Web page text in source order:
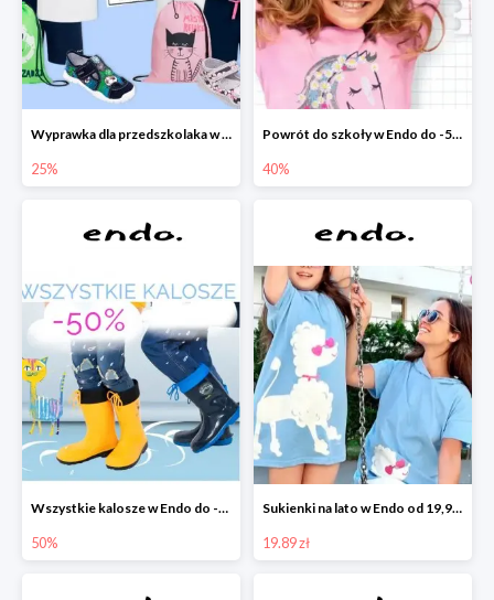
Wyprawka dla przedszkolaka w Endo do -25%
25%
Powrót do szkoły w Endo do -50%
40%
Wszystkie kalosze w Endo do -50%
50%
Sukienki na lato w Endo od 19,90 zł
19.89 zł